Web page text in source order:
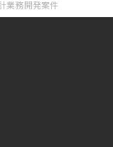
業務開発案件